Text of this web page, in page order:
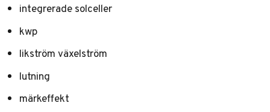
integrerade solceller
kwp
likström växelström
lutning
märkeffekt